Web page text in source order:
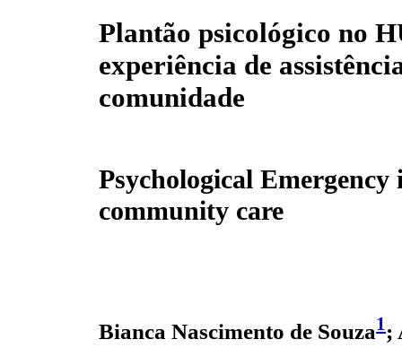
Plantão psicológico no
experiência de
comunidade
Psychological
community care
Bianca Nascimento de Souza1;